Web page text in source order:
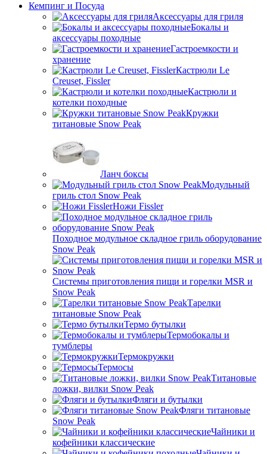
Кемпинг и Посуда
Аксессуары для гриля
Бокалы и
аксессуары походные
Гастроемкости и
хранение
Кастрюли Le
Creuset, Fissler
Кастрюли и
котелки походные
Кружки
титановые Snow Peak
Ланч боксы
Модульный
гриль стол Snow Peak
Ножи Fissler
Походное модульное складное гриль оборудование
Snow Peak
Системы приготовления пищи и горелки MSR и
Snow Peak
Тарелки
титановые Snow Peak
Термо бутылки
Термобокалы и
тумблеры
Термокружки
Термосы
Титановые
ложки, вилки Snow Peak
Фляги и бутылки
Фляги титановые
Snow Peak
Чайники и
кофейники классические